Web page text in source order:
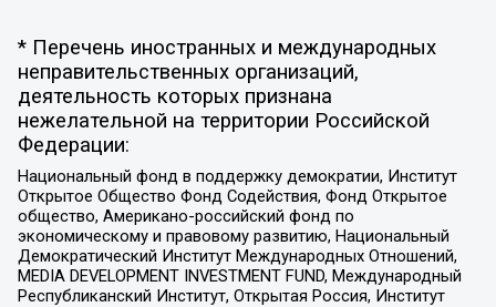
* Перечень иностранных и международных
неправительственных организаций,
деятельность которых признана
нежелательной на территории Российской
Федерации:
Национальный фонд в поддержку демократии, Институт
Открытое Общество Фонд Содействия, Фонд Открытое
общество, Американо-российский фонд по
экономическому и правовому развитию, Национальный
Демократический Институт Международных Отношений,
MEDIA DEVELOPMENT INVESTMENT FUND, Международный
Республиканский Институт, Открытая Россия, Институт